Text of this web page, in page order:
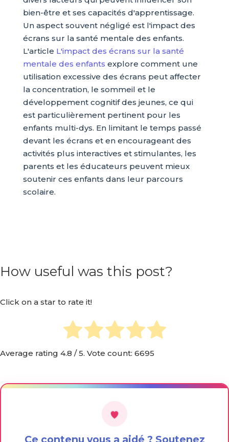
bien-être et ses capacités d'apprentissage.
Un aspect souvent négligé est l'impact des
écrans sur la santé mentale des enfants.
L'article L'impact des écrans sur la santé
mentale des enfants explore comment une
utilisation excessive des écrans peut affecter
la concentration, le sommeil et le
développement cognitif des jeunes, ce qui
est particulièrement pertinent pour les
enfants multi-dys. En limitant le temps passé
devant les écrans et en encourageant des
activités plus interactives et stimulantes, les
parents et les éducateurs peuvent mieux
soutenir ces enfants dans leur parcours
scolaire.
How useful was this post?
Click on a star to rate it!
Average rating 4.8 / 5. Vote count: 6695
Ce contenu vous a aidé ? Soutenez